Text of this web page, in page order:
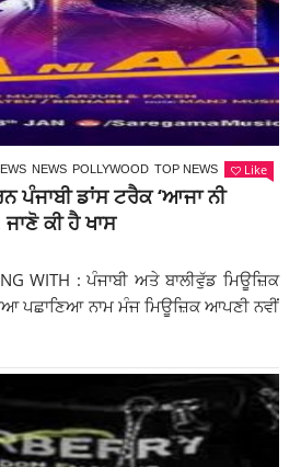
NEWS POLLYWOOD TOP NEWS Like
ਪੰਜਾਬੀ ਡਾਂਸ ਟਰੈਕ ‘ਆਜਾ ਨੀ
ਕੀ ਹੈ ਖਾਸ
WITH : ਪੰਜਾਬੀ ਅਤੇ ਬਾਲੀਵੁੱਡ ਮਿਊਜ਼ਿਕ
ਪਛਾਣਿਆ ਨਾਮ ਮੰਜ ਮਿਊਜ਼ਿਕ ਆਪਣੀ ਨਵੀਂ